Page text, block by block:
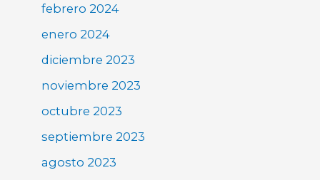
febrero 2024
enero 2024
diciembre 2023
noviembre 2023
octubre 2023
septiembre 2023
agosto 2023